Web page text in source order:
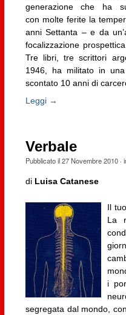
generazione che ha
con molte ferite la
anni Settanta – e da
focalizzazione
Tre libri, tre scrittori
1946, ha militato in
scontato 10 anni di
Leggi →
Verbale
Pubblicato il27 Novembre 2010·
di Luisa Catanese
Il
La
i
segregata dal mondo,